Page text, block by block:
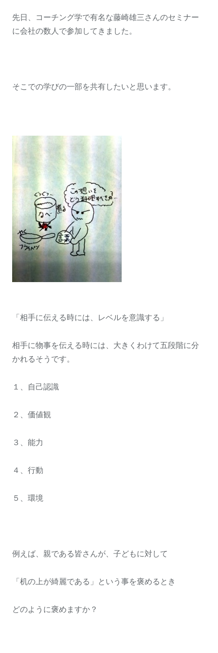
先日、コーチング学で有名な藤崎雄三さんのセミナー
に会社の数人で参加してきました。
そこでの学びの一部を共有したいと思います。
「相手に伝える時には、レベルを意識する」
相手に物事を伝える時には、大きくわけて五段階に分
かれるそうです。
１、自己認識
２、価値観
３、能力
４、行動
５、環境
例えば、親である皆さんが、子どもに対して
「机の上が綺麗である」という事を褒めるとき
どのように褒めますか？